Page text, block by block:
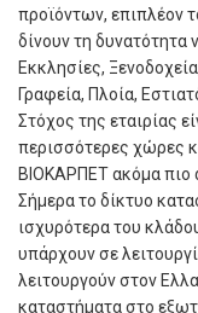
προϊόντων, επιπλέον
δίνουν τη δυνατότητα
Εκκλησίες,
Γραφεία, Πλοία,
Στόχος της εταιρίας
περισσότερες χώρες
ΒΙΟΚΑΡΠΕΤ ακόμα πιο
Σήμερα το δίκτυο
ισχυρότερα του
υπάρχουν σε
λειτουργούν στον
καταστήματα στο